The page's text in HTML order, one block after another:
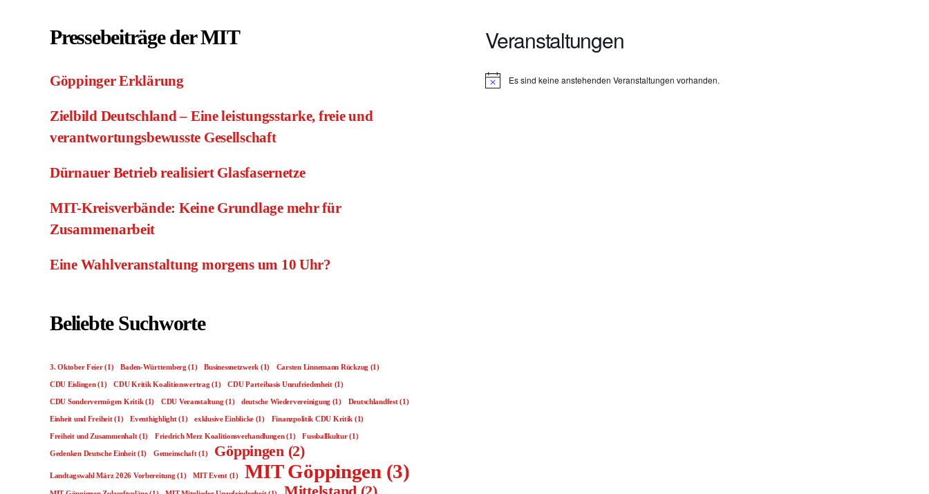
Pressebeiträge der MIT
Göppinger Erklärung
Zielbild Deutschland – Eine leistungsstarke, freie und
verantwortungsbewusste Gesellschaft
Dürnauer Betrieb realisiert Glasfasernetze
MIT-Kreisverbände: Keine Grundlage mehr für
Zusammenarbeit
Eine Wahlveranstaltung morgens um 10 Uhr?
Beliebte Suchworte
3. Oktober Feier(1) Baden-Württemberg(1) Businessnetzwerk (1) Carsten Linnemann Rückzug (1)
CDU Eislingen(1) CDU Kritik Koalitionsvertrag(1) CDU Parteibasis Unzufriedenheit(1)
CDU Sondervermögen Kritik(1) CDU Veranstaltung(1) deutsche Wiedervereinigung(1) Deutschlandfest(1)
Einheit und Freiheit(1) Eventhighlight(1) exklusive Einblicke (1) Finanzpolitik CDU Kritik (1)
Freiheit und Zusammenhalt(1) Friedrich Merz Koalitionsverhandlungen(1) Fussballkultur(1)
Gedenken Deutsche Einheit(1) Gemeinschaft(1) Göppingen(2)
Landtagswahl März 2026 Vorbereitung(1) MIT Event(1) MIT Göppingen (3)
Veranstaltungen
H
Es sind keine anstehenden Veranstaltungen vorhanden.